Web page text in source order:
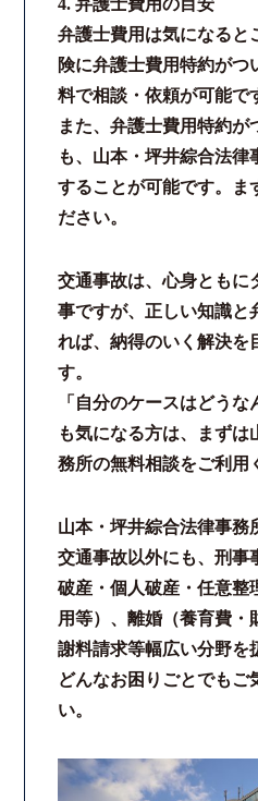
弁護士費用は気になると
険に弁護士費用特約がつ
料で相談・依頼が可能で
また、弁護士費用特約が
も、山本・坪井綜合法
することが可能です。ま
ださい。
交通事故は、心身ともに
事ですが、正しい知識と
れば、納得のいく解決を
す。
「自分のケースはどう
も気になる方は、まずは
務所の無料相談をご利用
山本・坪井綜合法律事務
交通事故以外にも、刑事
破産・個人破産・任意整
用等）、離婚（養育費・
謝料請求等幅広い分野を
どんなお困りごとでもご
い。